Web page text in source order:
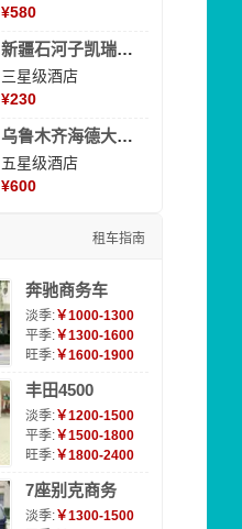
¥580
新疆石河子凯瑞酒店
三星级酒店
¥230
乌鲁木齐海德大酒店
五星级酒店
¥600
租车指南
奔驰商务车
淡季:￥1000-1300
平季:￥1300-1600
旺季:￥1600-1900
丰田4500
淡季:￥1200-1500
平季:￥1500-1800
旺季:￥1800-2400
7座别克商务
淡季:￥1300-1500